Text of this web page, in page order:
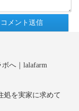
へ｜lalafarm
を実家に求めて